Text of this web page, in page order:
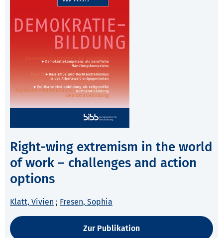
Right-wing extremism in the world
of work – challenges and action
options
Klatt, Vivien ; Fresen, Sophia
Zur Publikation